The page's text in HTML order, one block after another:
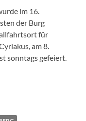
im 16.
der Burg
für
am 8.
sonntags gefeiert.